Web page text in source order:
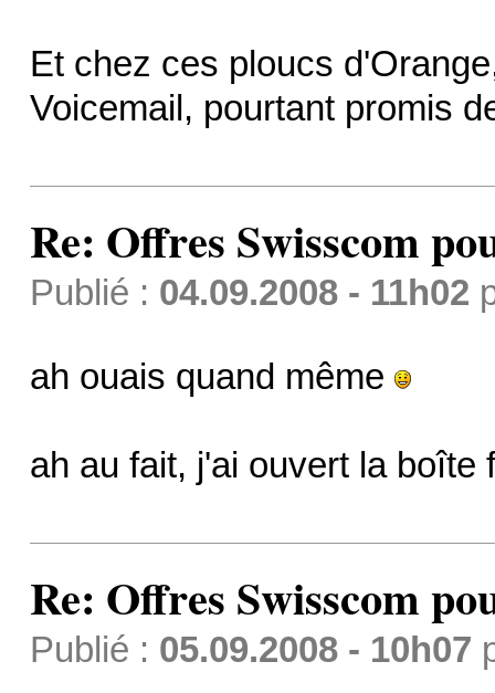
Et chez ces ploucs
Voicemail, pourtant promis
Re: Offres Swisscom
Publié : 04.09.2008 - 11h02
ah ouais quand même
ah au fait, j'ai ouvert la boîte
Re: Offres Swisscom
Publié : 05.09.2008 - 10h07